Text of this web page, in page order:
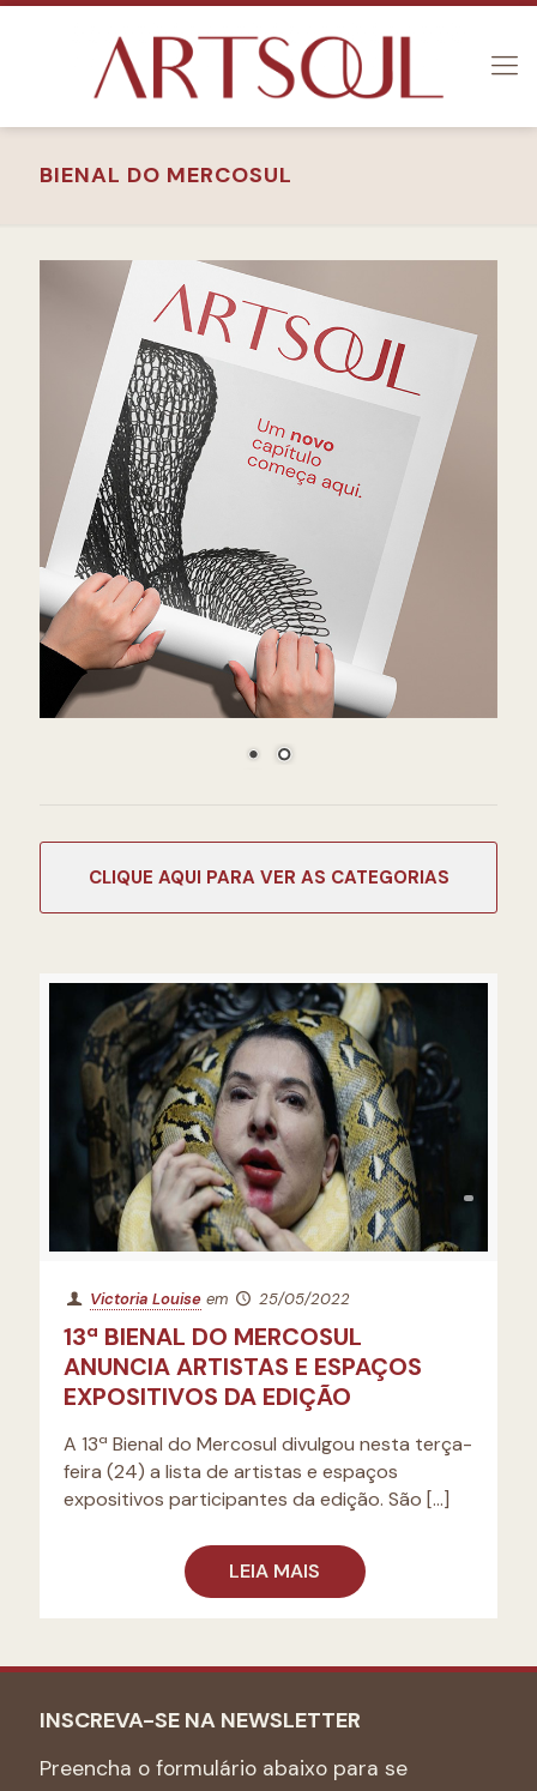
BIENAL DO MERCOSUL
Victoria Louise em 25/05/2022
13ª BIENAL DO MERCOSUL
ANUNCIA ARTISTAS E ESPAÇOS
EXPOSITIVOS DA EDIÇÃO
A 13ª Bienal do Mercosul divulgou nesta terça-
feira (24) a lista de artistas e espaços
expositivos participantes da edição. São […]
LEIA MAIS
CATEGORIAS
INSCREVA-SE NA NEWSLETTER
Preencha o formulário abaixo para se